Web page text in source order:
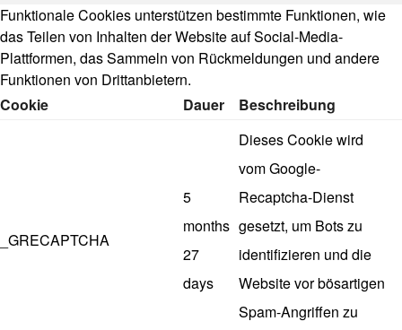
Funktionale Cookies unterstützen bestimmte Funktionen, wie
das Teilen von Inhalten der Website auf Social-Media-
Plattformen, das Sammeln von Rückmeldungen und andere
Funktionen von Drittanbietern.
Cookie
Dauer Beschreibung
_GRECAPTCHA
5
months
27
days
Dieses Cookie wird
vom Google-
Recaptcha-Dienst
gesetzt, um Bots zu
identifizieren und die
Website vor bösartigen
Spam-Angriffen zu